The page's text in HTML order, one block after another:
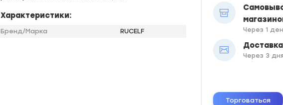
Характеристики:
Бренд/Марка RUCELF Через 1
Через 3
Торговаться